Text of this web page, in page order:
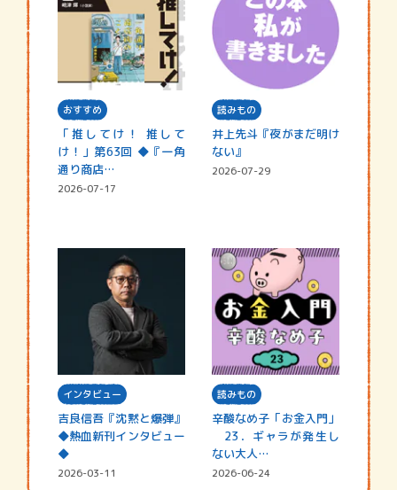
おすすめ
「推してけ！ 推して
け！」第63回 ◆『一角
通り商店…
2026-07-17
読みもの
井上先斗『夜がまだ明け
ない』
2026-07-29
インタビュー
吉良信吾『沈黙と爆弾』
◆熱血新刊インタビュー
◆
2026-03-11
読みもの
辛酸なめ子「お金入門」
23．ギャラが発生し
ない大人…
2026-06-24